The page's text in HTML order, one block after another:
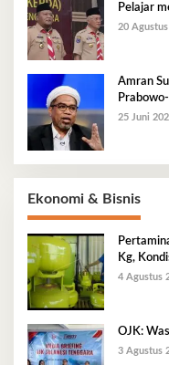
Pelajar
20
Amran
25 Juni
Ekonomi & Bisnis
Kg,
4 Agustus
OJK:
3 Agustus